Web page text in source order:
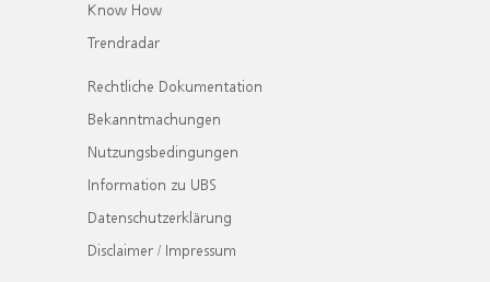
Know How
Trendradar
Rechtliche Dokumentation
Bekanntmachungen
Nutzungsbedingungen
Information zu UBS
Datenschutzerklärung
Disclaimer / Impressum